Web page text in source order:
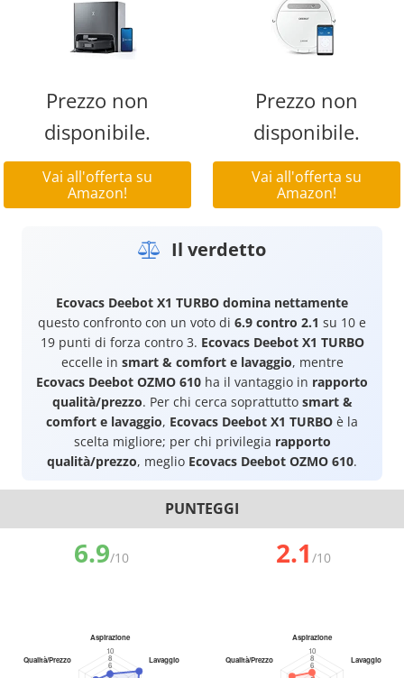
Prezzo non
disponibile.
Vai all'offerta su
Amazon!
Prezzo non
disponibile.
Vai all'offerta su
Amazon!
Il verdetto
Ecovacs Deebot X1 TURBO domina nettamente
questo confronto con un voto di 6.9 contro 2.1 su 10 e
19 punti di forza contro 3. Ecovacs Deebot X1 TURBO
eccelle in smart & comfort e lavaggio, mentre
Ecovacs Deebot OZMO 610 ha il vantaggio in rapporto
qualità/prezzo. Per chi cerca soprattutto smart &
comfort e lavaggio, Ecovacs Deebot X1 TURBO è la
scelta migliore; per chi privilegia rapporto
qualità/prezzo, meglio Ecovacs Deebot OZMO 610.
PUNTEGGI
6.9/10 2.1 /10